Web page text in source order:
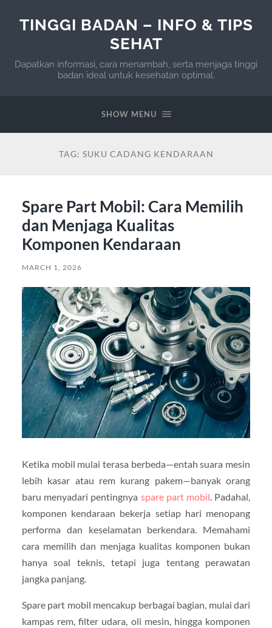
TINGGI BADAN – INFO & TIPS
SEHAT
Dapatkan informasi, cara menambah, serta menjaga tinggi
badan ideal untuk kesehatan optimal.
SHOW MENU
TAG: SUKU CADANG KENDARAAN
Spare Part Mobil: Cara Memilih
dan Menjaga Kualitas
Komponen Kendaraan
MARCH 1, 2026
Ketika mobil mulai terasa berbeda—entah suara mesin
lebih kasar atau rem kurang pakem—banyak orang
baru menyadari pentingnya spare part mobil. Padahal,
komponen kendaraan bekerja setiap hari menopang
performa dan keselamatan berkendara. Memahami
cara memilih dan menjaga kualitas komponen bukan
hanya soal teknis, tetapi juga tentang perawatan
jangka panjang.
Spare part mobil mencakup berbagai bagian, mulai dari
kampas rem, filter udara, oli mesin, hingga komponen